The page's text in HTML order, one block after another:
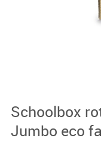
Schoolbox
Jumbo eco